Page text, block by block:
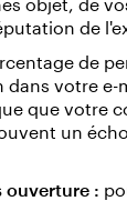
de
de
votre e-
que votre
un
ouverture :